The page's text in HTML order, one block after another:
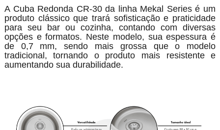
A Cuba Redonda CR-30 da linha Mekal Series é um
produto clássico que trará sofisticação e praticidade
para seu bar ou cozinha, contando com diversas
opções e formatos. Neste modelo, sua espessura é
de 0,7 mm, sendo mais grossa que o modelo
tradicional, tornando o produto mais resistente e
aumentando sua durabilidade.